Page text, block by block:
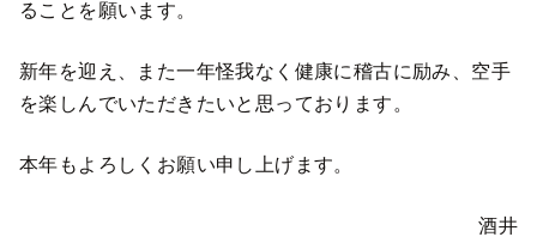
ることを願います。
新年を迎え、また一年怪我なく健康に稽古に励み、空手
を楽しんでいただきたいと思っております。
本年もよろしくお願い申し上げます。
酒井